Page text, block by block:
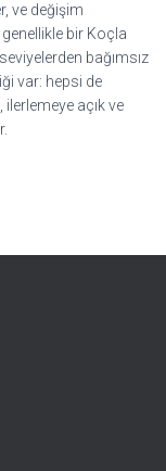
ve değişim
bir Koçla
bağımsız
var: hepsi de
ilerlemeye açık ve